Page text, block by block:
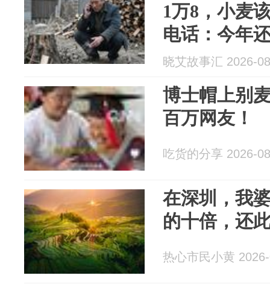
1万8，小麦
电话：今年
沉默2秒：嫂
晓艾故事汇 2026-
博士帽上别
百万网友！
吃货的分享 2026-
在深圳，我
的十倍，还
热心市民小黄